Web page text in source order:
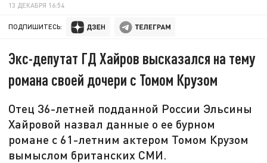
13 ДЕКАБРЯ 16:54
ПОДПИШИТЕСЬ:
Экс-депутат ГД Хайров высказался на тему
романа своей дочери с Томом Крузом
Отец 36-летней подданной России Эльсины
Хайровой назвал данные о ее бурном
романе с 61-летним актером Томом Крузом
вымыслом британских СМИ.